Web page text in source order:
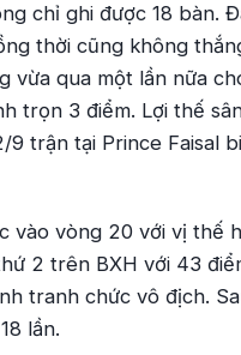
chỉ ghi được 18 bàn.
thời cũng không
vừa qua một lần nữa
trọn 3 điểm. Lợi thế
trận tại Prince Faisal
vào vòng 20 với vị thế
2 trên BXH với 43
tranh chức vô địch.
lần.